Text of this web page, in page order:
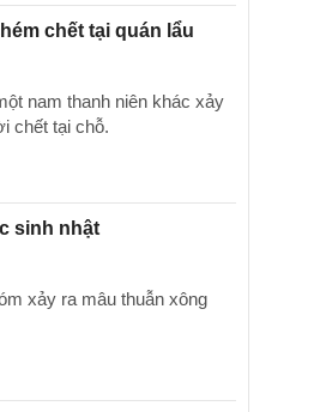
chết tại quán lẩu
nam thanh niên khác xảy
chết tại chỗ.
sinh nhật
xảy ra mâu thuẫn xông